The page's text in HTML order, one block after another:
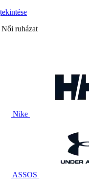
Női ruházat
Nike
ASSOS